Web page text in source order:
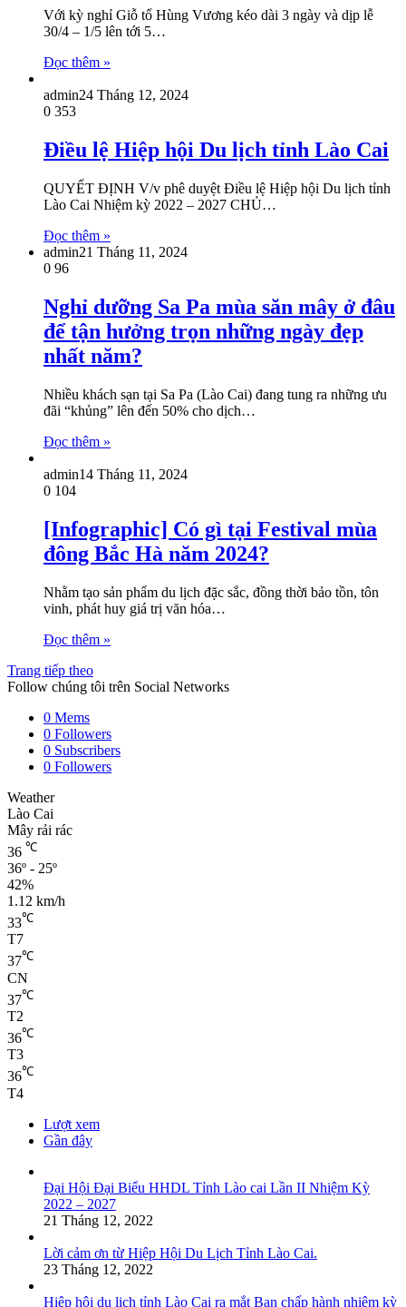
Với kỳ nghỉ Giỗ tổ Hùng Vương kéo dài 3 ngày và dịp lễ
30/4 – 1/5 lên tới 5…
Đọc thêm »
admin24 Tháng 12, 2024
0 353
Điều lệ Hiệp hội Du lịch tỉnh Lào Cai
QUYẾT ĐỊNH V/v phê duyệt Điều lệ Hiệp hội Du lịch tỉnh
Lào Cai Nhiệm kỳ 2022 – 2027 CHỦ…
Đọc thêm »
admin21 Tháng 11, 2024
0 96
Nghỉ dưỡng Sa Pa mùa săn mây ở đâu
để tận hưởng trọn những ngày đẹp
nhất năm?
Nhiều khách sạn tại Sa Pa (Lào Cai) đang tung ra những ưu
đãi “khủng” lên đến 50% cho dịch…
Đọc thêm »
admin14 Tháng 11, 2024
0 104
[Infographic] Có gì tại Festival mùa
đông Bắc Hà năm 2024?
Nhằm tạo sản phẩm du lịch đặc sắc, đồng thời bảo tồn, tôn
vinh, phát huy giá trị văn hóa…
Đọc thêm »
Trang tiếp theo
Follow chúng tôi trên Social Networks
0 Mems
0 Followers
0 Subscribers
0 Followers
Weather
Lào Cai
Mây rải rác
36 ℃
36º - 25º
42%
1.12 km/h
33℃
T7
37℃
CN
37℃
T2
36℃
T3
36℃
T4
Lượt xem
Gần đây
Đại Hội Đại Biểu HHDL Tỉnh Lào cai Lần II Nhiệm Kỳ
2022 – 2027
21 Tháng 12, 2022
Lời cảm ơn từ Hiệp Hội Du Lịch Tỉnh Lào Cai.
23 Tháng 12, 2022
Hiệp hội du lịch tỉnh Lào Cai ra mắt Ban chấp hành nhiệm kỳ